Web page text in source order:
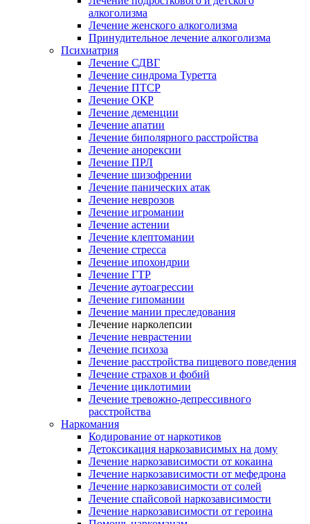
алкоголизма
Лечение женского алкоголизма
Принудительное лечение алкоголизма
Психиатрия
Лечение СДВГ
Лечение синдрома Туретта
Лечение ПТСР
Лечение ОКР
Лечение деменции
Лечение апатии
Лечение биполярного расстройства
Лечение анорексии
Лечение ПРЛ
Лечение шизофрении
Лечение панических атак
Лечение неврозов
Лечение игромании
Лечение астении
Лечение клептомании
Лечение стресса
Лечение ипохондрии
Лечение ГТР
Лечение аутоагрессии
Лечение гипомании
Лечение мании преследования
Лечение нарколепсии
Лечение неврастении
Лечение психоза
Лечение расстройства пищевого поведения
Лечение страхов и фобий
Лечение циклотимии
Лечение тревожно-депрессивного
расстройства
Наркомания
Кодирование от наркотиков
Детоксикация наркозависимых на дому
Лечение наркозависимости от кокаина
Лечение наркозависимости от мефедрона
Лечение наркозависимости от солей
Лечение спайсовой наркозависимости
Лечение наркозависимости от героина